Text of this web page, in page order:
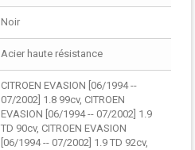
Noir
Acier haute résistance
CITROEN EVASION [06/1994 --
07/2002] 1.8 99cv, CITROEN
EVASION [06/1994 -- 07/2002] 1.9
TD 90cv, CITROEN EVASION
[06/1994 -- 07/2002] 1.9 TD 92cv,